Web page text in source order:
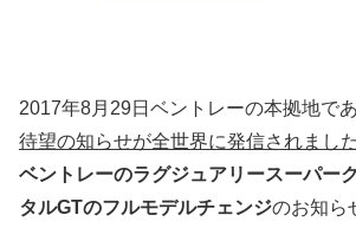
2017年8月29日ベントレーの本拠地で
待望の知らせが全世界に発信されました
ベントレーのラグジュアリースーパー
タルGTのフルモデルチェンジのお知ら